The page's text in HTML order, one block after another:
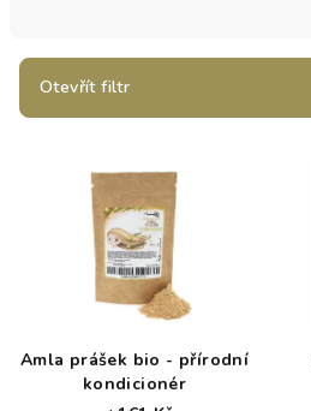
r
Otevřít filtr
rAmla prášek bio - přírodní
kondicionér